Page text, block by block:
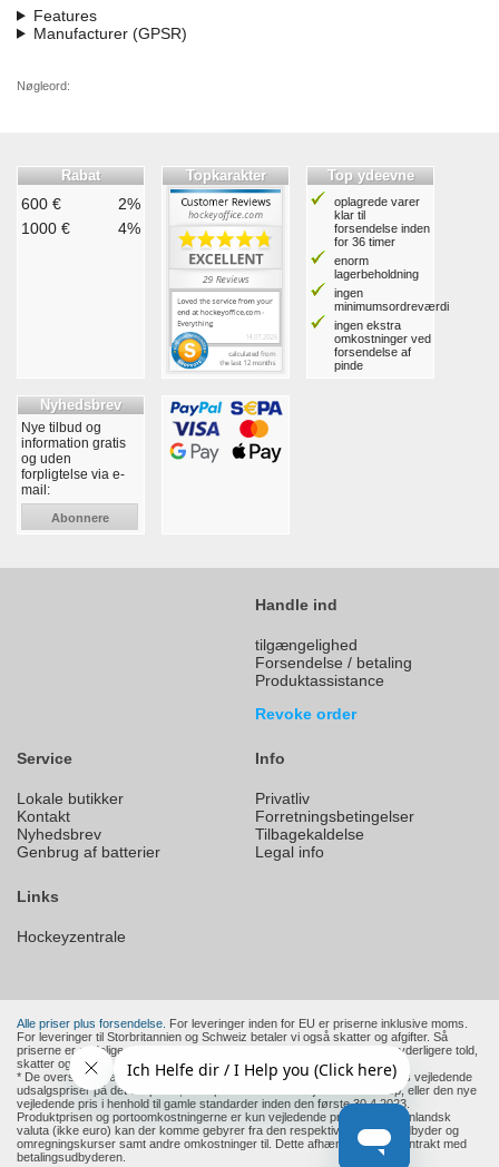
Features
Manufacturer (GPSR)
Nøgleord:
Rabat
600 €
2%
1000 €
4%
Topkarakter Top ydeevne
oplagrede varer
klar til
forsendelse inden
for 36 timer
enorm
lagerbeholdning
ingen
minimumsordreværdi
ingen ekstra
omkostninger ved
forsendelse af
pinde
Nyhedsbrev
Nye tilbud og
information gratis
og uden
forpligtelse via e-
mail:
Abonnere
Handle ind
tilgængelighed
Forsendelse / betaling
Produktassistance
Revoke order
Service
Lokale butikker
Kontakt
Nyhedsbrev
Genbrug af batterier
Info
Privatliv
Forretningsbetingelser
Tilbagekaldelse
Legal info
Links
Hockeyzentrale
Alle priser plus forsendelse.
For leveringer inden for EU er priserne inklusive moms.
For leveringer til Storbritannien og Schweiz betaler vi også skatter og afgifter. Så
priserne er endelige priser for dem. Andre lande uden for EU anvender yderligere told,
skatter og afgifter.
* De overstregede priser er producentens eller en europæisk forhandlers vejledende
udsalgspriser på det tidspunkt, hvor produktet blev tilføjet til vores shop, eller den nye
vejledende pris i henhold til gamle standarder inden den første 30.4.2023.
Produktprisen og portoomkostningerne er kun vejledende priser. For udenlandsk
valuta (ikke euro) kan der komme gebyrer fra den respektive betalingsudbyder og
omregningskurser samt andre omkostninger til. Dette afhænger af din kontrakt med
betalingsudbyderen.